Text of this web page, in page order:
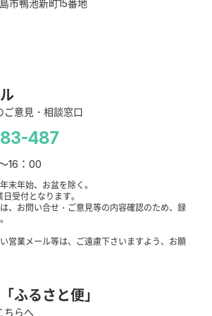
市鴨池新町15番地
ご意見・相談窓口
487
16：00
末年始、お盆を除く。
受付となります。
、お問い合せ・ご意見等の内容確認のため、録
営業メール等は、ご遠慮下さいますよう、お願
ふるさと便」
ちらへ